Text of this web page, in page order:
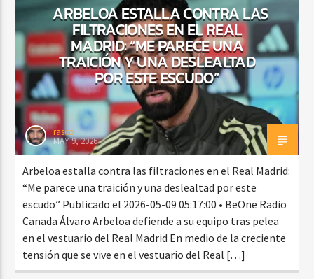
ARBELOA ESTALLA CONTRA LAS
FILTRACIONES EN EL REAL
MADRID: “ME PARECE UNA
TRAICIÓN Y UNA DESLEALTAD
POR ESTE ESCUDO”
rasco
MAY 9, 2026
Arbeloa estalla contra las filtraciones en el Real Madrid:
“Me parece una traición y una deslealtad por este
escudo” Publicado el 2026-05-09 05:17:00 • BeOne Radio
Canada Álvaro Arbeloa defiende a su equipo tras pelea
en el vestuario del Real Madrid En medio de la creciente
tensión que se vive en el vestuario del Real […]